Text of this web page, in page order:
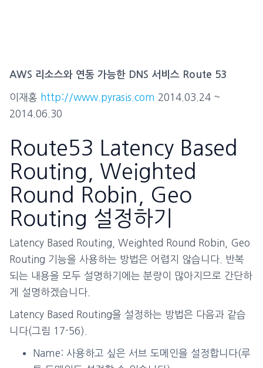
AWS 리소스와 연동 가능한 DNS 서비스 Route 53
이재홍 http://www.pyrasis.com 2014.03.24 ~
2014.06.30
Route53 Latency Based
Routing, Weighted
Round Robin, Geo
Routing 설정하기
Latency Based Routing, Weighted Round Robin, Geo
Routing 기능을 사용하는 방법은 어렵지 않습니다. 반복
되는 내용을 모두 설명하기에는 분량이 많아지므로 간단하
게 설명하겠습니다.
Latency Based Routing을 설정하는 방법은 다음과 같습
니다(그림 17-56).
Name: 사용하고 싶은 서브 도메인을 설정합니다(루